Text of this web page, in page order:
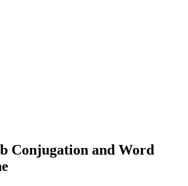
Conjugation and Word